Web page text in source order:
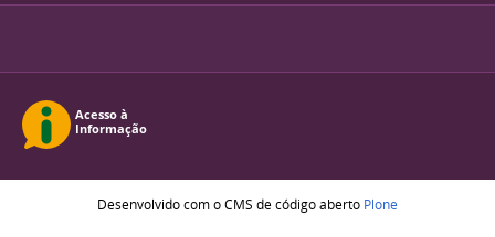
Desenvolvido com o CMS de código aberto Plone